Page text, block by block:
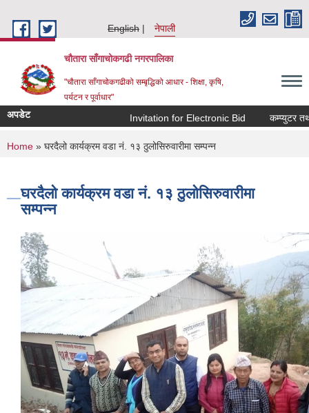
English
नेपाली
चौतारा साँगाचोकगढी नगरपालिका
"चौतारा साँगाचोकगढीको सम्बृद्धिको आधार - शिक्षा, कृषि,
पर्यटन र पूर्वाधार"
अपडेट Invitation for Electronic Bid कम्प्युटर तथा
You are here
Home » घरदैलो कार्यक्रम वडा नं. १३ ठुलोसिरुवारीमा सम्पन्न
घरदैलो कार्यक्रम वडा नं. १३ ठुलोसिरुवारीमा
सम्पन्न